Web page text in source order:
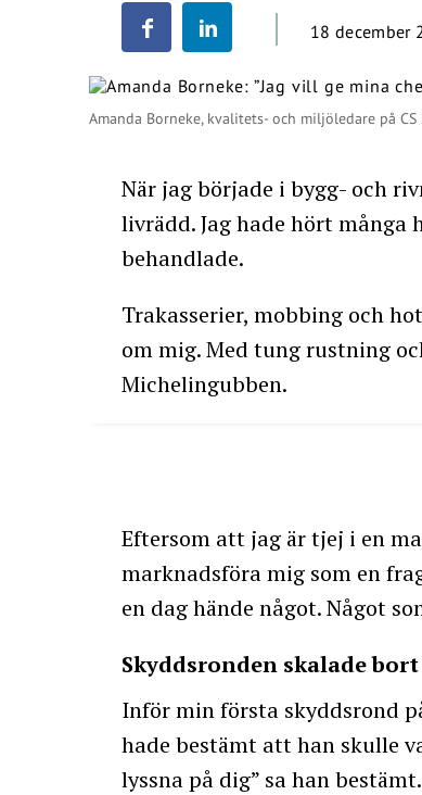
18 december
Amanda Borneke, kvalitets- och miljöledare på
När jag började i bygg- och
livrädd. Jag hade hört
behandlade.
Trakasserier, mobbing och
om mig. Med tung rustning
Michelingubben.
Eftersom att jag är tjej i en
marknadsföra mig som en
en dag hände något. Något
Skyddsronden skalade
Inför min första skyddsrond
hade bestämt att han skulle
lyssna på dig” sa han